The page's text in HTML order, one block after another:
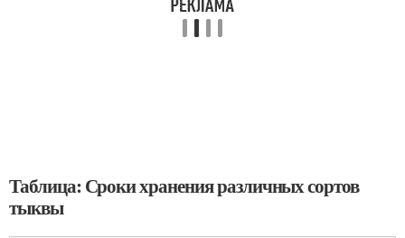
Таблица: Сроки хранения различных сортов
тыквы